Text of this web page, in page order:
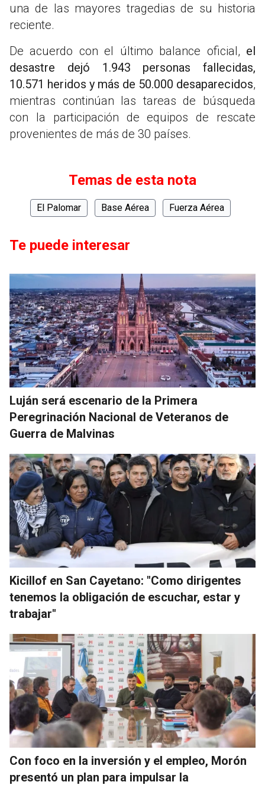
una de las mayores tragedias de su historia
reciente.
De acuerdo con el último balance oficial, el
desastre dejó 1.943 personas fallecidas,
10.571 heridos y más de 50.000 desaparecidos,
mientras continúan las tareas de búsqueda
con la participación de equipos de rescate
provenientes de más de 30 países.
Temas de esta nota
El Palomar Base Aérea Fuerza Aérea
Te puede interesar
Luján será escenario de la Primera
Peregrinación Nacional de Veteranos de
Guerra de Malvinas
Kicillof en San Cayetano: "Como dirigentes
tenemos la obligación de escuchar, estar y
trabajar"
Con foco en la inversión y el empleo, Morón
presentó un plan para impulsar la